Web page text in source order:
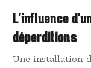
L’influence
déperditions
Une installation